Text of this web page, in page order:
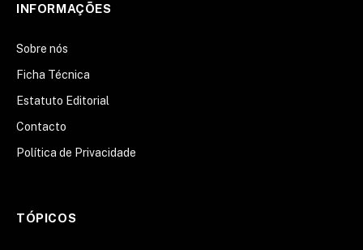
INFORMAÇÕES
Sobre nós
Ficha Técnica
Estatuto Editorial
Contacto
Política de Privacidade
TÓPICOS